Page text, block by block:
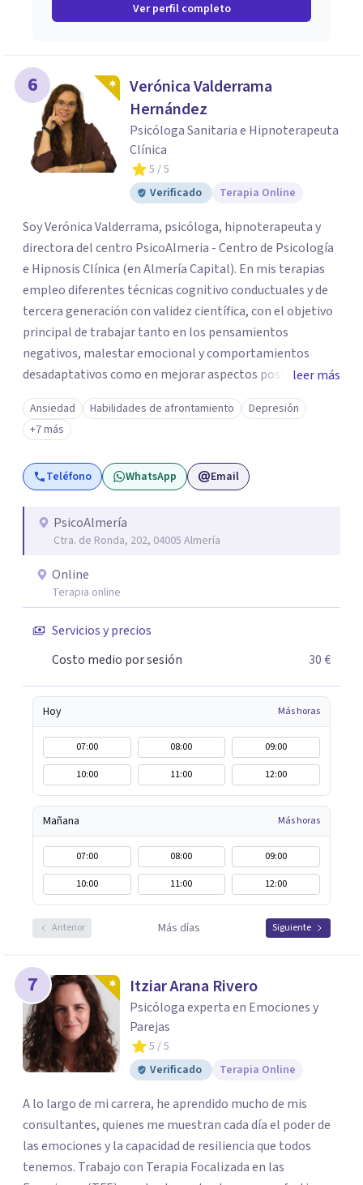
Ver perfil completo
6
Verónica Valderrama
Hernández
Psicóloga Sanitaria e Hipnoterapeuta
Clínica
5 / 5
Verificado
Terapia Online
Soy Verónica Valderrama, psicóloga, hipnoterapeuta y
directora del centro PsicoAlmeria - Centro de Psicología
e Hipnosis Clínica (en Almería Capital). En mis terapias
empleo diferentes técnicas cognitivo conductuales y de
tercera generación con validez científica, con el objetivo
principal de trabajar tanto en los pensamientos
negativos, malestar emocional y comportamientos
desadaptativos como en mejorar aspectos positivos,
habilidades y desarrollo personal. ¡Tus objetivos son los
míos y juntos los alcanzaremos!. Mi objetivo principal es
que consigas el bienestar y equilibrio que buscas, siendo
consciente de que cada persona es diferente y por ello
inicialmente realizaremos una adecuada evaluación para
personalizado. Utilizo diferentes técnicas psicológicas
aunque mi especialidad es la hipnosis clínica, como
eficacia, reduciendo el tiempo de tratamiento y
consiguiendo cambios positivos desde la primera sesión.
¿Tienes dudas de cómo enfocaré tu problema o situación?
momento de dar el paso a una nueva etapa en tu vida.
leer más
Ansiedad Habilidades de afrontamiento
Depresión
+7 más
Teléfono WhatsApp Email
PsicoAlmería
Ctra. de Ronda, 202, 04005 Almería
Online
Terapia online
Servicios y precios
Costo medio por sesión
30 €
Hoy Más horas
07:00 08:00
09:00
10:00
11:00 12:00
Mañana Más horas
07:00 08:00
09:00
10:00
11:00 12:00
Anterior Más días Siguiente
7 Itziar Arana Rivero
Psicóloga experta en Emociones y
Parejas
5 / 5
Verificado
Terapia Online
A lo largo de mi carrera, he aprendido mucho de mis
consultantes, quienes me muestran cada día el poder de
las emociones y la capacidad de resiliencia que todos
tenemos. Trabajo con Terapia Focalizada en las